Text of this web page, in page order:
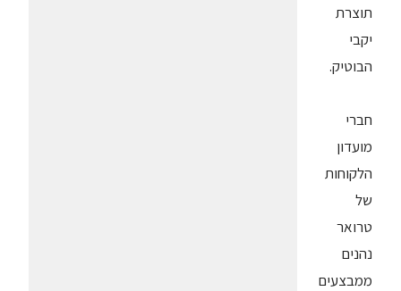
תוצרת
יקבי
הבוטיק.
חברי
מועדון
הלקוחות
של
טרואר
נהנים
ממבצעים